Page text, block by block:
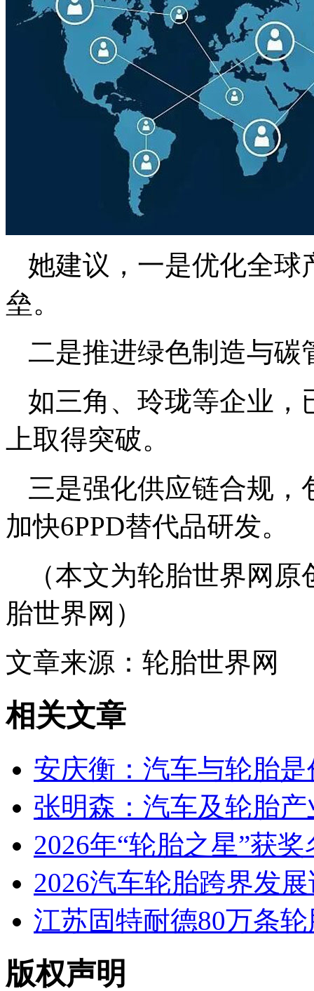
她建议，一是优化全球
垒。
二是推进绿色制造与碳
如三角、玲珑等企业，
上取得突破。
三是强化供应链合规
加快6PPD替代品研发。
（本文为轮胎世界网
胎世界网）
文章来源：轮胎世界网
相关文章
安庆衡：汽车与轮胎
张明森：汽车及轮胎
2026年“轮胎之星”获
2026汽车轮胎跨界发
江苏固特耐德80万条
版权声明